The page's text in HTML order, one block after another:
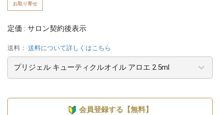
お取り寄せ
定価 : サロン契約後表示
送料： 送料について詳しくはこちら
会員登録する【無料】